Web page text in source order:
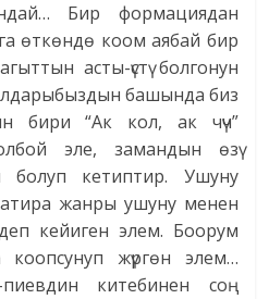
Бир формациядан
өткөндө коом аябай бир
асты-үстү болгонун
башында биз
бири “Ак кол, ак чүч”
эле, замандын өзү
болуп кетиптир. Ушуну
жанры ушуну менен
кейиген элем. Боорум
жүргөн элем…
китебинен соң